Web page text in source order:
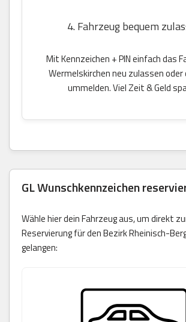
4. Fahrzeug bequem
Mit Kennzeichen + PIN einfach das
Wermelskirchen neu zulassen
ummelden. Viel Zeit & Geld
GL Wunschkennzeichen
Wähle hier dein Fahrzeug aus, um direkt
Reservierung für den Bezirk Rheinisch-
gelangen: